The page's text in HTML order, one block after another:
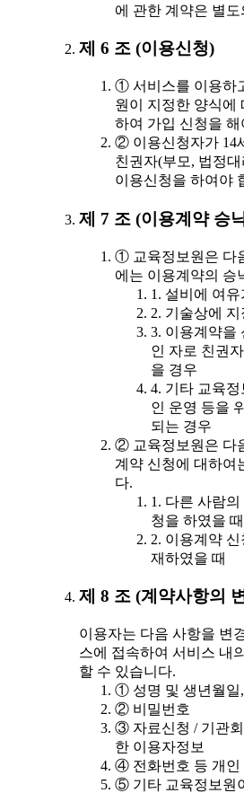
에 관한 계약은 별
제 6 조 (이용신청)
① 서비스를 이용하
원이 지정한 양식에
하여 가입 신청을 해
② 이용신청자가 14
친권자(부모, 법정
이용신청을 하여야
제 7 조 (이용계약 승
① 교육정보원은 다
에는 이용계약의 승
1. 설비에 여
2. 기술상에
3. 이용계약을
인 자로 친권
을 경우
4. 기타 교육
인 운영 등을
되는 경우
② 교육정보원은 다
계약 신청에 대하여
다.
1. 다른 사람
청을 하였을 때
2. 이용계약 신
재하였을 때
제 8 조 (계약사항의
이용자는 다음 사항을 변
스에 접속하여 서비스 내
할 수 있습니다.
① 성명 및 생년월일
② 비밀번호
③ 자료신청 / 기관
한 이용자정보
④ 전화번호 등 개인
⑤ 기타 교육정보원